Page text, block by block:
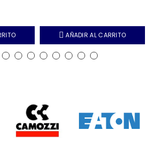
AÑADIR AL CARRITO